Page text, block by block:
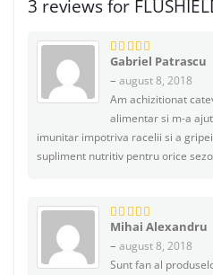
3 reviews for
5din 5
Gabriel Patrascu
– august 8, 2018
Am achizitionat
alimentar si m-a
imunitar impotriva racelii si a
supliment nutritiv pentru orice
5din 5
Mihai Alexandru
– august 8, 2018
Sunt fan al